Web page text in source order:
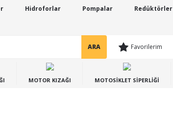
Hidroforlar Pompalar Redüktörler
ARA Favorilerim
MOTOR KIZAĞI MOTOSİKLET SİPERLİĞİ